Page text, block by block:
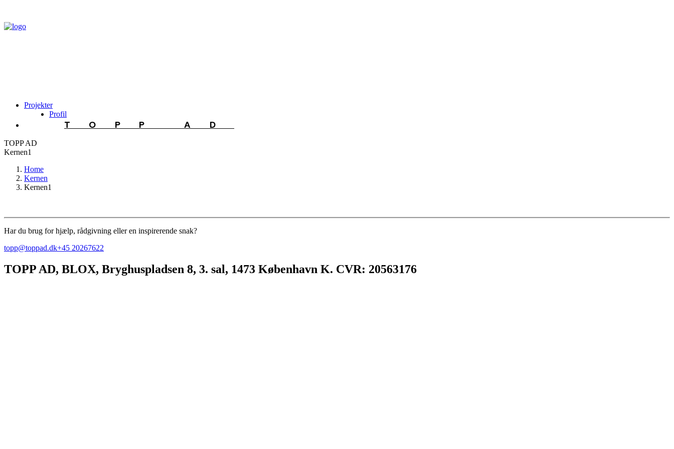
Projekter
Profil
TOPP AD
TOPP AD
Kernen1
Home
Kernen
Kernen1
Har du brug for hjælp, rådgivning eller en inspirerende snak?
topp@toppad.dk+45 20267622
TOPP AD, BLOX, Bryghuspladsen 8, 3. sal, 1473 København K. CVR: 20563176